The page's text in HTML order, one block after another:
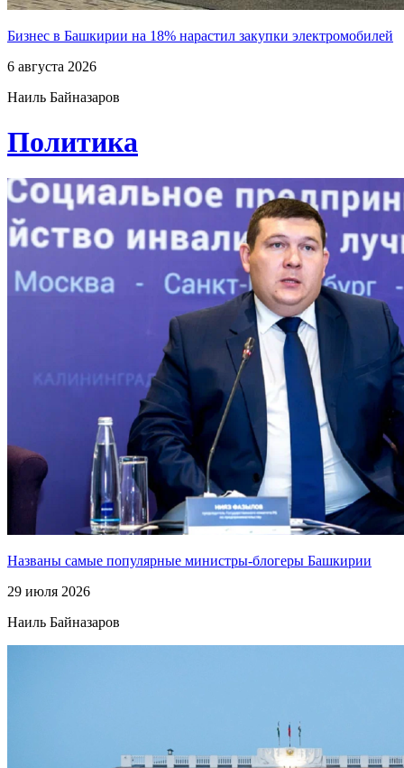
Бизнес в Башкирии на 18% нарастил закупки электромобилей
6 августа 2026
Наиль Байназаров
Политика
Названы самые популярные министры-блогеры Башкирии
29 июля 2026
Наиль Байназаров